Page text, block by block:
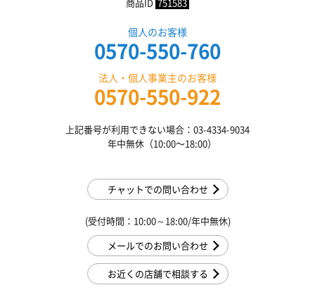
個人のお客様
0570-550-760
法人・個人事業主のお客様
0570-550-922
上記番号が利用できない場合：03-4334-9034
年中無休（10:00〜18:00）
チャットでの問い合わせ
(受付時間：10:00～18:00/年中無休)
メールでのお問い合わせ
お近くの店舗で相談する